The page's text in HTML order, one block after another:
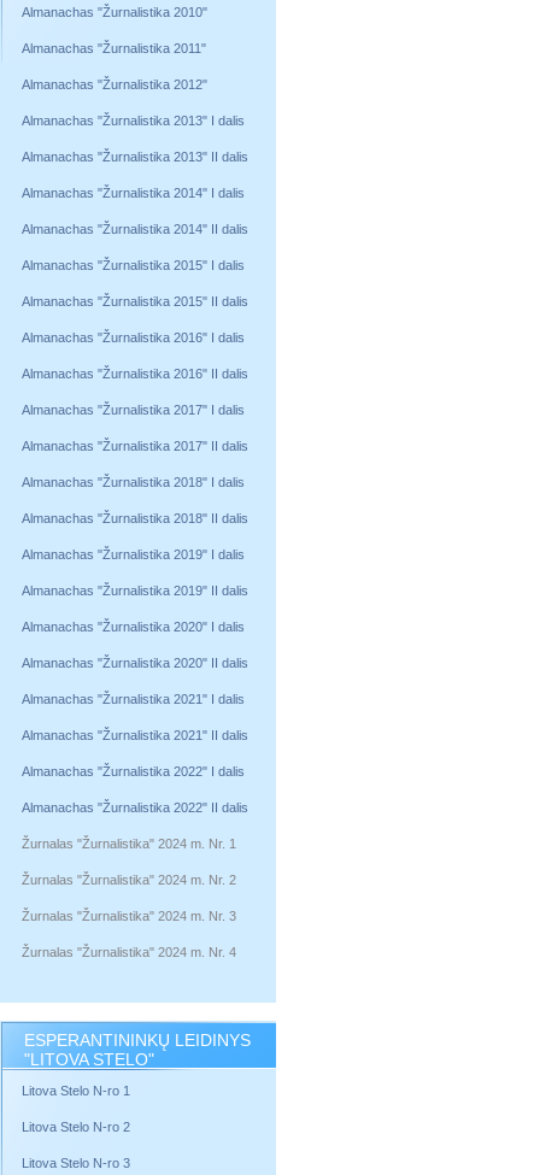
Almanachas "Žurnalistika 2010"
Almanachas "Žurnalistika 2011"
Almanachas "Žurnalistika 2012"
Almanachas "Žurnalistika 2013" I dalis
Almanachas "Žurnalistika 2013" II dalis
Almanachas "Žurnalistika 2014" I dalis
Almanachas "Žurnalistika 2014" II dalis
Almanachas "Žurnalistika 2015" I dalis
Almanachas "Žurnalistika 2015" II dalis
Almanachas "Žurnalistika 2016" I dalis
Almanachas "Žurnalistika 2016" II dalis
Almanachas "Žurnalistika 2017" I dalis
Almanachas "Žurnalistika 2017" II dalis
Almanachas "Žurnalistika 2018" I dalis
Almanachas "Žurnalistika 2018" II dalis
Almanachas "Žurnalistika 2019" I dalis
Almanachas "Žurnalistika 2019" II dalis
Almanachas "Žurnalistika 2020" I dalis
Almanachas "Žurnalistika 2020" II dalis
Almanachas "Žurnalistika 2021" I dalis
Almanachas "Žurnalistika 2021" II dalis
Almanachas "Žurnalistika 2022" I dalis
Almanachas "Žurnalistika 2022" II dalis
Žurnalas "Žurnalistika" 2024 m. Nr. 1
Žurnalas "Žurnalistika" 2024 m. Nr. 2
Žurnalas "Žurnalistika" 2024 m. Nr. 3
Žurnalas "Žurnalistika" 2024 m. Nr. 4
ESPERANTININKŲ LEIDINYS
"LITOVA STELO"
Litova Stelo N-ro 1
Litova Stelo N-ro 2
Litova Stelo N-ro 3